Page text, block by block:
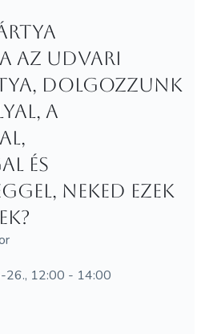
Az Udvari
dolgozzunk
a
és
neked ezek
12:00 - 14:00